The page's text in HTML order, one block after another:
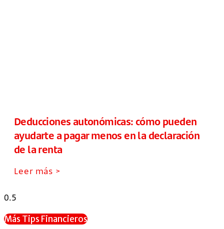
Deducciones autonómicas: cómo pueden
ayudarte a pagar menos en la declaración
de la renta
Leer más >
Más Tips Financieros